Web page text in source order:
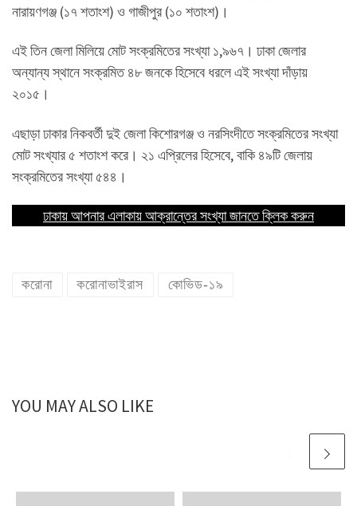
নারায়ণগঞ্জ (১৭ শতাংশ) ও গাজীপুর (১০ শতাংশ)।
এই তিন জেলা মিলিয়ে মোট সংক্রমিতের সংখ্যা ১,৯৬৭। ঢাকা জেলার
অন্যান্য স্থানে সংক্রমিত ৪৮ জনকে হিসেবে ধরলে এই সংখ্যা দাঁড়ায়
২০১৫।
এছাড়া ঢাকার নিকবর্তী দুই জেলা কিশোরগঞ্জ ও নরসিংদীতে সংক্রমিতের সংখ্যা
মোট সংখ্যার ৫ শতাংশ করে। ২১ এপ্রিলের হিসেবে, বাকি ৪৯টি জেলায়
সংক্রমিতের সংখ্যা ৫৪৪।
ঢাকায় আপনার এলাকায় আক্রান্তের সংখ্যা জানতে ক্লিক করুন
করোনা করোনাভাইরাস কোভিড-১৯
YOU MAY ALSO LIKE